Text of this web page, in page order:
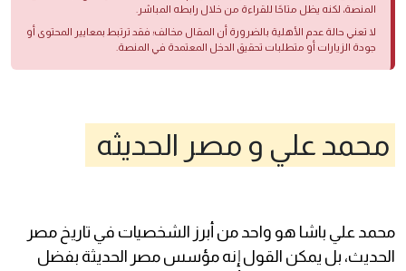
المنصة، لكنه يظل متاحًا للقراءة من خلال رابطه المباشر.
لا تعني حالة عدم الأهلية بالضرورة أن المقال مخالف؛ فقد ترتبط بمعايير المحتوى أو
جودة الزيارات أو متطلبات تحقيق الدخل المعتمدة في المنصة.
محمد علي و مصر الحديثه
محمد علي باشا هو واحد من أبرز الشخصيات في تاريخ مصر
الحديث، بل يمكن القول إنه مؤسس مصر الحديثة بفضل